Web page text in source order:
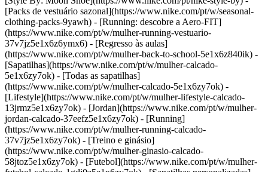
[Packs de vestuário sazonal](https://www.nike.com/pt/w/seasonal-
clothing-packs-9yawh) - [Running: descobre a Aero-FIT]
(https://www.nike.com/pt/w/mulher-running-vestuario-
37v7jz5e1x6z6ymx6) - [Regresso às aulas]
(https://www.nike.com/pt/w/mulher-back-to-school-5e1x6z840ik) -
[Sapatilhas](https://www.nike.com/pt/w/mulher-calcado-
5e1x6zy7ok) - [Todas as sapatilhas]
(https://www.nike.com/pt/w/mulher-calcado-5e1x6zy7ok) -
[Lifestyle](https://www.nike.com/pt/w/mulher-lifestyle-calcado-
13jrmz5e1x6zy7ok) - [Jordan](https://www.nike.com/pt/w/mulher-
jordan-calcado-37eefz5e1x6zy7ok) - [Running]
(https://www.nike.com/pt/w/mulher-running-calcado-
37v7jz5e1x6zy7ok) - [Treino e ginásio]
(https://www.nike.com/pt/w/mulher-ginasio-calcado-
58jtoz5e1x6zy7ok) - [Futebol](https://www.nike.com/pt/w/mulher-